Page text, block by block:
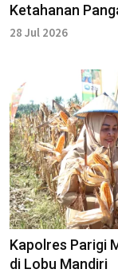
Ketahanan
28 Jul 2026
Kapolres Parigi
di Lobu Mandiri